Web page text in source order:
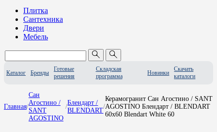
Плитка
Сантехника
Двери
Мебель
Каталог Бренды
Готовые
решения
Складская
программа
Новинки
Скачать
каталоги
Главная/
Сан
Агостино /
SANT
AGOSTINO
/
Блендарт /
BLENDART
/
Керамогранит Сан Агостино / SANT
AGOSTINO Блендарт / BLENDART
60x60 Blendart White 60